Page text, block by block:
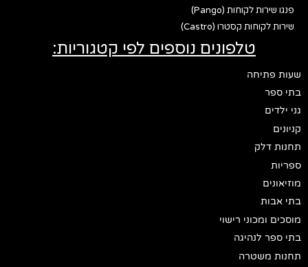
פנגו שירות לקוחות (Pango)
שירות לקוחות קסטרו (Castro)
טלפונים נוספים לפי קטגוריות:
שעות פתיחה
בתי ספר
גני ילדים
קניונים
תחנות דלק
ספריות
מוזיאונים
בתי אבות
מוסכים ומכוני רישוי
בתי ספר לנהיגה
תחנות משטרה